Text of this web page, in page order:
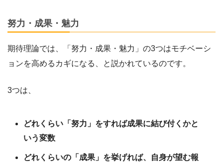
努力・成果・魅力
期待理論では、「努力・成果・魅力」の3つはモチベーシ
ョンを高めるカギになる、と説かれているのです。
3つは、
どれくらい「努力」をすれば成果に結び付くかと
いう変数
どれくらいの「成果」を挙げれば、自身が望む報